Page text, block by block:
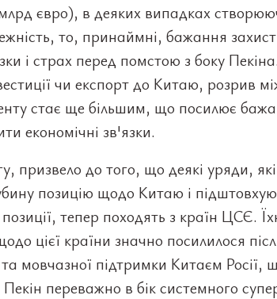
євро), в деяких випадках
то, принаймні, бажання
і страх перед помстою з боку
чи експорт до Китаю, розрив
стає ще більшим, що посилює
економічні зв'язки.
призвело до того, що деякі уряди,
позицію щодо Китаю і
тепер походять з країн ЦСЄ.
цієї країни значно посилилося
та мовчазної підтримки Китаєм Росії,
Пекін переважно в бік системного